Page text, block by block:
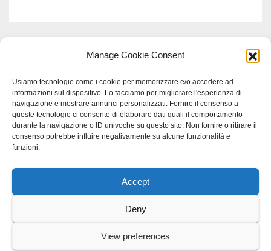
Manage Cookie Consent
Usiamo tecnologie come i cookie per memorizzare e/o accedere ad
informazioni sul dispositivo. Lo facciamo per migliorare l'esperienza di
navigazione e mostrare annunci personalizzati. Fornire il consenso a
queste tecnologie ci consente di elaborare dati quali il comportamento
durante la navigazione o ID univoche su questo sito. Non fornire o ritirare il
consenso potrebbe influire negativamente su alcune funzionalità e
funzioni.
Accept
Deny
View preferences
Proudly powered by WordPress|Tema: Newspaperex di
Scienza studio specialistico bracciano